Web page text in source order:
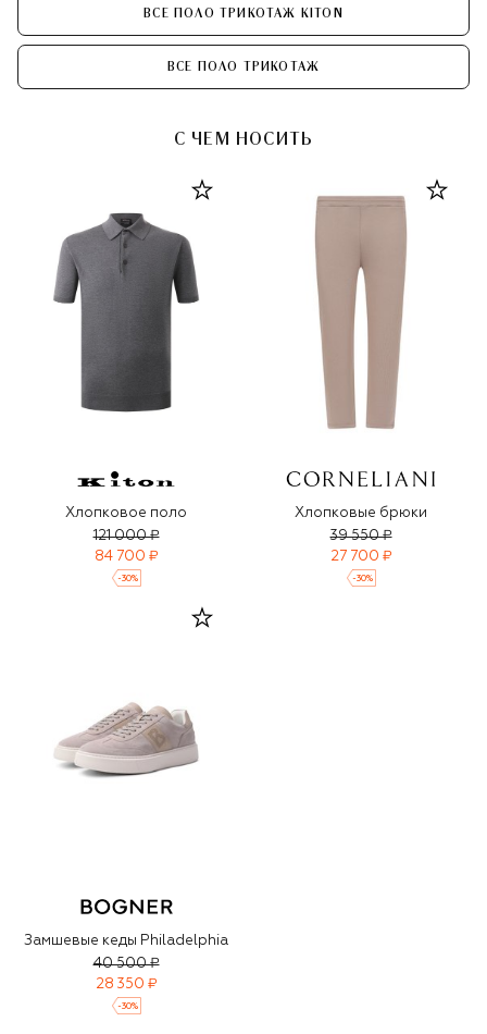
ВСЕ ПОЛО ТРИКОТАЖ KITON
ВСЕ ПОЛО ТРИКОТАЖ
С ЧЕМ НОСИТЬ
Хлопковое поло
121 000 ₽
84 700 ₽
-30%
Хлопковые брюки
39 550 ₽
27 700 ₽
-30%
Замшевые кеды Philadelphia
40 500 ₽
28 350 ₽
-30%